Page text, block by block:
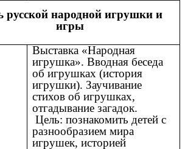
русской народной игрушки и
игры
Выставка «Народная
игрушка». Вводная беседа
об игрушках (история
игрушки). Заучивание
стихов об игрушках,
отгадывание загадок.
Цель: познакомить детей с
разнообразием мира
игрушек, историей